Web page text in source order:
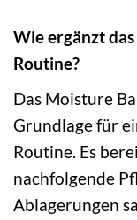
Wie ergänzt
Routine?
Das Moisture
Grundlage für
Routine. Es
nachfolgende
Ablagerungen